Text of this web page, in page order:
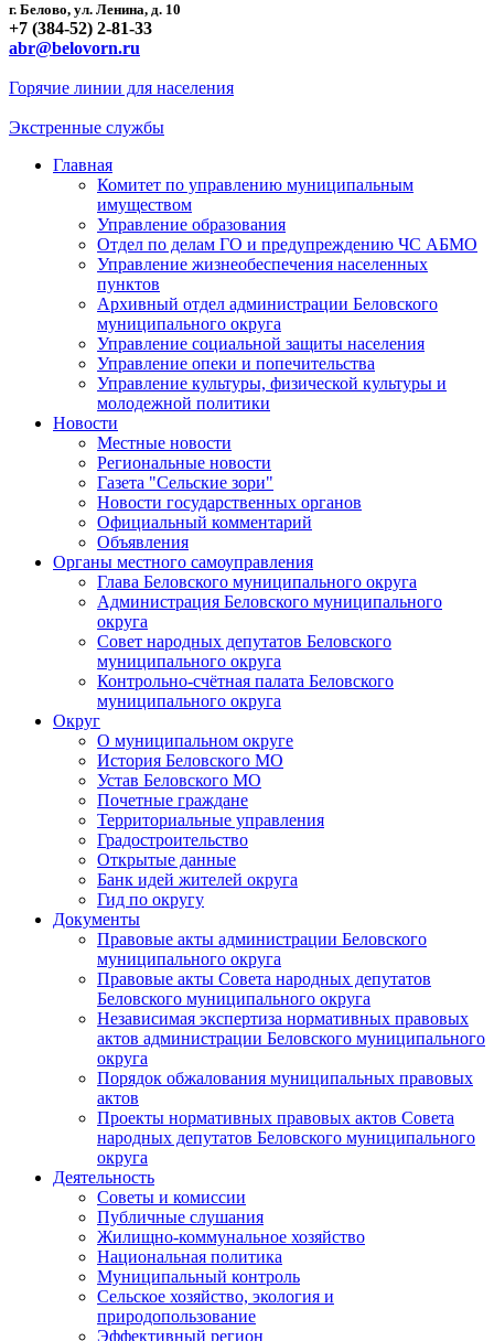
г. Белово, ул. Ленина, д. 10
+7 (384-52) 2-81-33
abr@belovorn.ru
Горячие линии для населения
Экстренные службы
Главная
Комитет по управлению муниципальным
имуществом
Управление образования
Отдел по делам ГО и предупреждению ЧС АБМО
Управление жизнеобеспечения населенных
пунктов
Архивный отдел администрации Беловского
муниципального округа
Управление социальной защиты населения
Управление опеки и попечительства
Управление культуры, физической культуры и
молодежной политики
Новости
Местные новости
Региональные новости
Газета "Сельские зори"
Новости государственных органов
Официальный комментарий
Объявления
Органы местного самоуправления
Глава Беловского муниципального округа
Администрация Беловского муниципального
округа
Совет народных депутатов Беловского
муниципального округа
Контрольно-счётная палата Беловского
муниципального округа
Округ
О муниципальном округе
История Беловского МО
Устав Беловского МО
Почетные граждане
Территориальные управления
Градостроительство
Открытые данные
Банк идей жителей округа
Гид по округу
Документы
Правовые акты администрации Беловского
муниципального округа
Правовые акты Совета народных депутатов
Беловского муниципального округа
Независимая экспертиза нормативных правовых
актов администрации Беловского муниципального
округа
Порядок обжалования муниципальных правовых
актов
Проекты нормативных правовых актов Совета
народных депутатов Беловского муниципального
округа
Деятельность
Советы и комиссии
Публичные слушания
Жилищно-коммунальное хозяйство
Национальная политика
Муниципальный контроль
Сельское хозяйство, экология и
природопользование
Эффективный регион